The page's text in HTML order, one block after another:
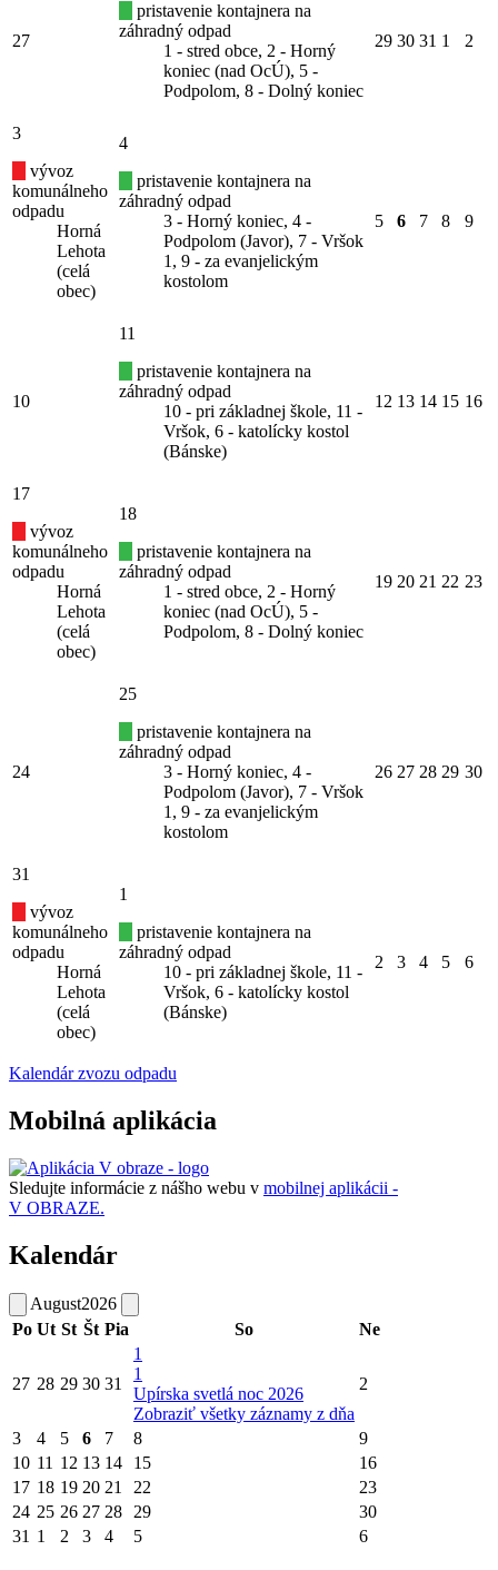
27
pristavenie kontajnera na
záhradný odpad
1 - stred obce, 2 - Horný
koniec (nad OcÚ), 5 -
Podpolom, 8 - Dolný koniec
29 30 31 1 2
3
vývoz
komunálneho
odpadu
Horná
Lehota
(celá
obec)
4
pristavenie kontajnera na
záhradný odpad
3 - Horný koniec, 4 -
Podpolom (Javor), 7 - Vršok
1, 9 - za evanjelickým
kostolom
5 6 7 8 9
10
11
pristavenie kontajnera na
záhradný odpad
10 - pri základnej škole, 11 -
Vršok, 6 - katolícky kostol
(Bánske)
12 13 14 15 16
17
vývoz
komunálneho
odpadu
Horná
Lehota
(celá
obec)
18
pristavenie kontajnera na
záhradný odpad
1 - stred obce, 2 - Horný
koniec (nad OcÚ), 5 -
Podpolom, 8 - Dolný koniec
19 20 21 22 23
24
25
pristavenie kontajnera na
záhradný odpad
3 - Horný koniec, 4 -
Podpolom (Javor), 7 - Vršok
1, 9 - za evanjelickým
kostolom
26 27 28 29 30
31
vývoz
komunálneho
odpadu
Horná
Lehota
(celá
obec)
1
pristavenie kontajnera na
záhradný odpad
10 - pri základnej škole, 11 -
Vršok, 6 - katolícky kostol
(Bánske)
2 3 4 5 6
Kalendár zvozu odpadu
Mobilná aplikácia
Sledujte informácie z nášho webu v mobilnej aplikácii -
V OBRAZE.
Kalendár
August2026
Po Ut St Št Pia So Ne
27 28 29 30 31
1
1
Upírska svetlá noc 2026
Zobraziť všetky záznamy z dňa
2
3 4 5 6 7 8
9
10 11 12 13 14 15
16
17 18 19 20 21 22
23
24 25 26 27 28 29
30
31 1 2 3 4 5 6